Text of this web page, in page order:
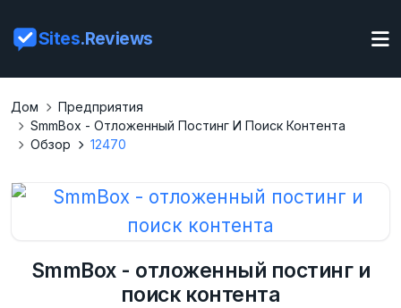
Sites.Reviews
Дом
Предприятия
SmmBox - Отложенный Постинг И Поиск Контента
Обзор
12470
SmmBox - отложенный постинг и
поиск контента